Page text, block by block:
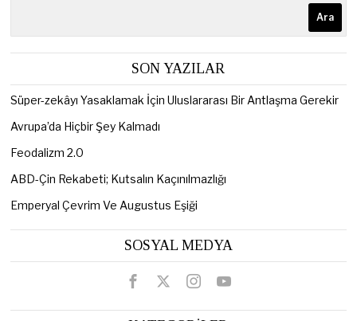
Ara
SON YAZILAR
Süper-zekâyı Yasaklamak İçin Uluslararası Bir Antlaşma Gerekir
Avrupa’da Hiçbir Şey Kalmadı
Feodalizm 2.0
ABD-Çin Rekabeti; Kutsalın Kaçınılmazlığı
Emperyal Çevrim Ve Augustus Eşiği
SOSYAL MEDYA